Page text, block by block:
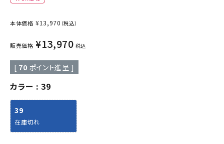
本体価格 ¥13,970 （税込）
販売価格 ¥13,970 税込
[ 70 ポイント進呈 ]
カラー 39
39
在庫切れ